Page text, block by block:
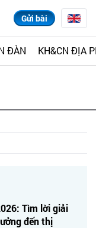
Gửi bài
ĐÀN KH&CN ĐỊA
Tìm lời giải
đến thị